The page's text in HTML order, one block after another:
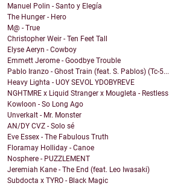
Manuel Polin - Santo y Elegía
The Hunger - Hero
M@ - True
Christopher Weir - Ten Feet Tall
Elyse Aeryn - Cowboy
Emmett Jerome - Goodbye Trouble
Pablo Iranzo - Ghost Train (feat. S. Pablos) (Tc-5...
Heavy Lighta - UOY SEVOL YDOBYREVE
NGHTMRE x Liquid Stranger x Mougleta - Restless
Kowloon - So Long Ago
Unverkalt - Mr. Monster
AN/DY CVZ - Solo sé
Eve Essex - The Fabulous Truth
Floramay Holliday - Canoe
Nosphere - PUZZLEMENT
Jeremiah Kane - The End (feat. Leo Iwasaki)
Subdocta x TYRO - Black Magic